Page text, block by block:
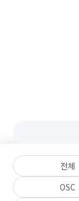
전체
OSC